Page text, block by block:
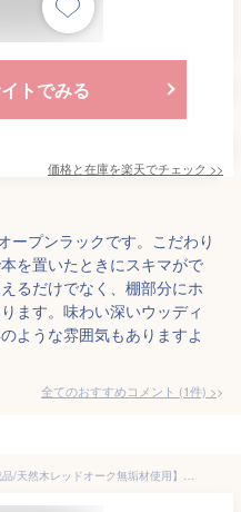
トでみる
価格と在庫を楽天でチェック >>
ープンラックです。こだわり
を置いたときにスキマがで
るだけでなく、棚部分にホ
ます。味わい深いウッディ
ような雰囲気もありますよ
全てのおすすめコメント (1件) >
【割引クーポン配布中】【国産/完成品/天然木レッドオーク無垢材使用】SENOVIshelf(セノヴィシェルフ) 本棚 本棚シェルフ シェルフ ランドセルラック ランドセル収納 ディスプレイ棚 木製 収納棚 おしゃれ 子供部屋 杉工場 (大型)